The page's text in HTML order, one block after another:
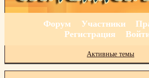
Форум Участники
Регистрация
Активные темы